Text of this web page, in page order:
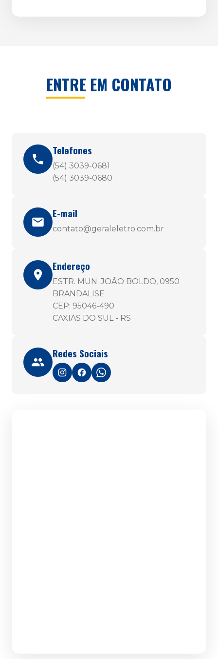
ENTRE EM CONTATO
Telefones
(54) 3039-0681
(54) 3039-0680
E-mail
contato@geraleletro.com.br
Endereço
ESTR. MUN. JOÃO BOLDO, 0950
BRANDALISE
CEP: 95046-490
CAXIAS DO SUL - RS
Redes Sociais